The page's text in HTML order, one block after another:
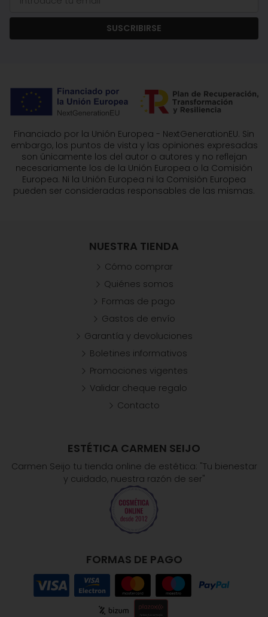
SUSCRIBIRSE
Financiado por la Unión Europea - NextGenerationEU. Sin
embargo, los puntos de vista y las opiniones expresadas
son únicamente los del autor o autores y no reflejan
necesariamente los de la Unión Europea o la Comisión
Europea. Ni la Unión Europea ni la Comisión Europea
pueden ser consideradas responsables de las mismas.
ESTÉTICA CARMEN SEIJO
Carmen Seijo tu tienda online de estética: "Tu bienestar
y cuidado, nuestra razón de ser"
FORMAS DE PAGO
NUESTRA TIENDA
Cómo comprar
Quiénes somos
Formas de pago
Gastos de envío
Garantía y devoluciones
Boletines informativos
Promociones vigentes
Validar cheque regalo
Contacto